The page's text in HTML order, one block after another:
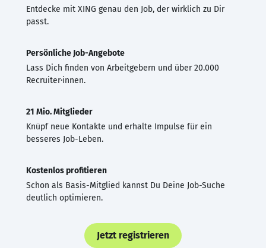
Entdecke mit XING genau den Job, der wirklich zu Dir
passt.
Persönliche Job-Angebote
Lass Dich finden von Arbeitgebern und über 20.000
Recruiter·innen.
21 Mio. Mitglieder
Knüpf neue Kontakte und erhalte Impulse für ein
besseres Job-Leben.
Kostenlos profitieren
Schon als Basis-Mitglied kannst Du Deine Job-Suche
deutlich optimieren.
Jetzt registrieren